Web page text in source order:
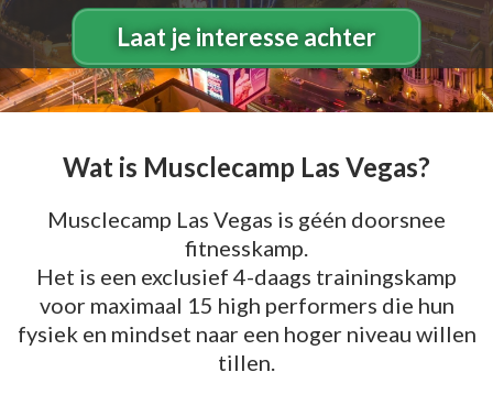
Laat je interesse achter
Wat is Musclecamp Las Vegas?
Musclecamp Las Vegas is géén doorsnee
fitnesskamp.
Het is een exclusief 4-daags trainingskamp
voor maximaal 15 high performers die hun
fysiek en mindset naar een hoger niveau willen
tillen.